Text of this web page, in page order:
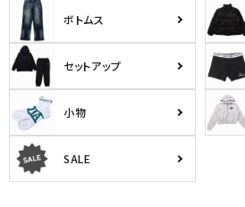
ボトムス
セットアップ
小物
SALE